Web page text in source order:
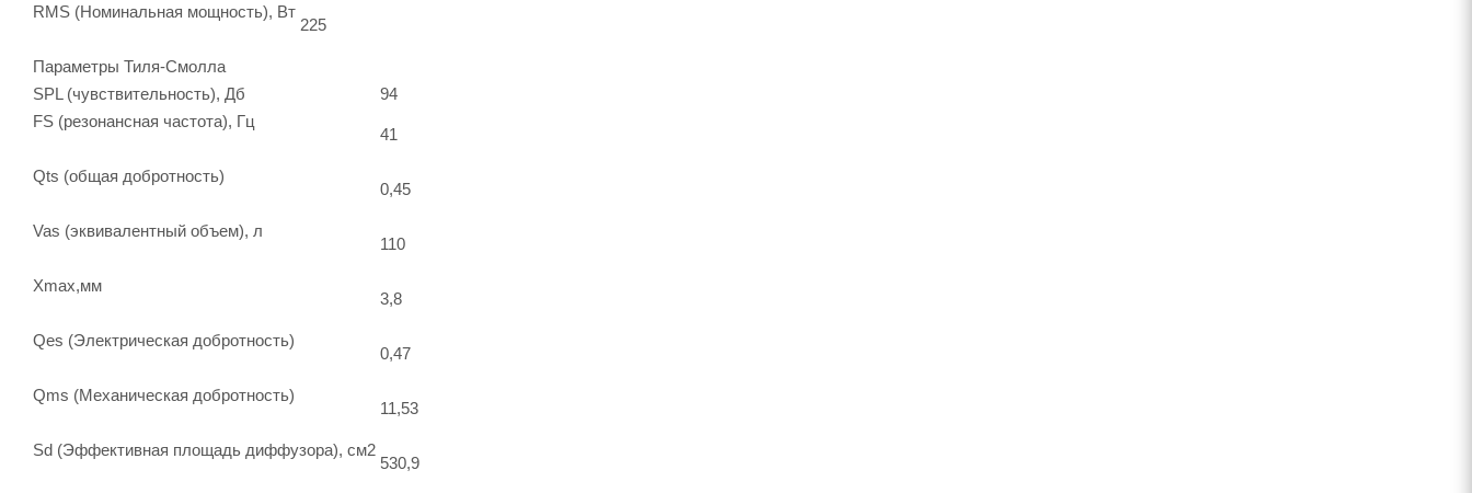
RMS (Номинальная мощность), Вт
225
Параметры Тиля-Смолла
SPL (чувствительность), Дб
94
FS (резонансная частота), Гц
41
Qts (общая добротность)
0,45
Vas (эквивалентный объем), л
110
Xmax,мм
3,8
Qes (Электрическая добротность)
0,47
Qms (Механическая добротность)
11,53
Sd (Эффективная площадь диффузора), см2
530,9